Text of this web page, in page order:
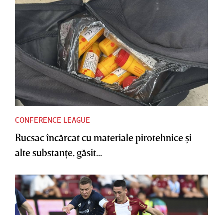
CONFERENCE LEAGUE
Rucsac încărcat cu materiale pirotehnice şi
alte substanţe, găsit...